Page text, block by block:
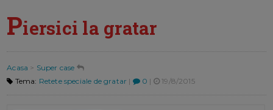
Piersici la gratar
Acasa > Super case
Tema: Retete speciale de gratar | 0 | 19/8/2015